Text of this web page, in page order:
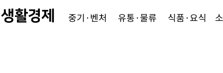
생활경제 중기·벤처 유통·물류 식품·요식